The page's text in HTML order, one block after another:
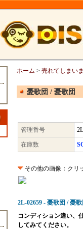
ホーム > 売れてしまい
憂歌団 / 憂歌団
管理番号
在庫数
その他の画像：クリ
2L-02659 - 憂歌団 / 憂
コンディション違い、
してみてください。